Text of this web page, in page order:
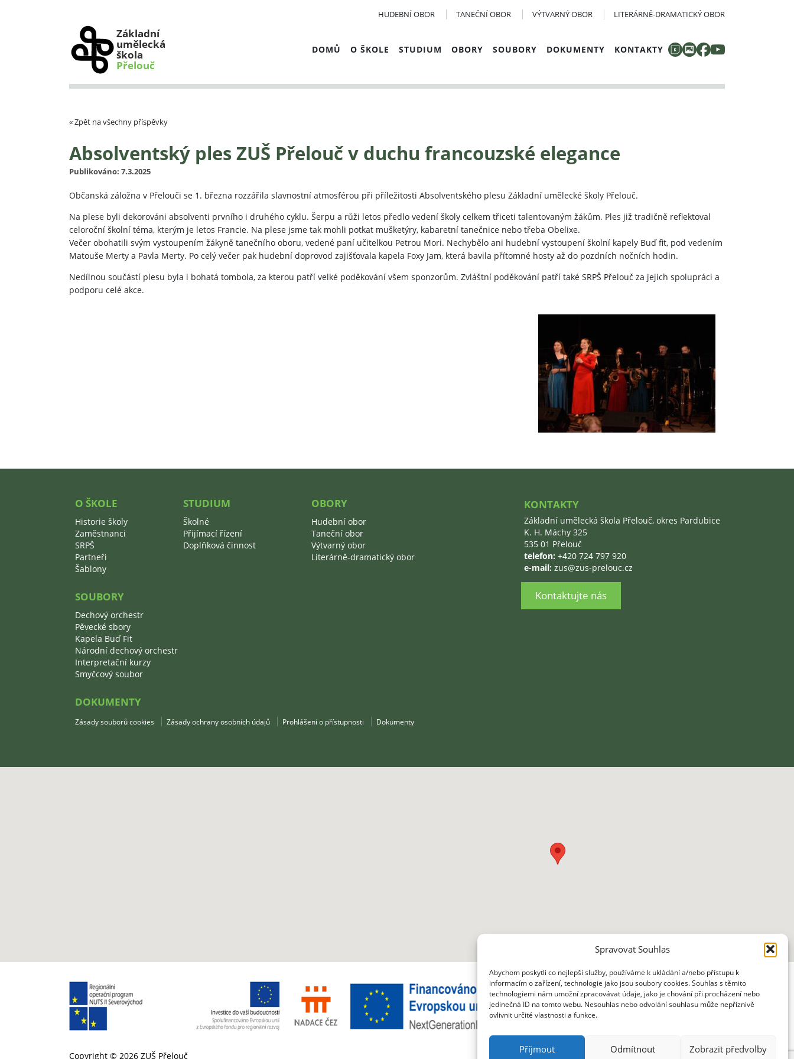
Spravovat Souhlas
Abychom poskytli co nejlepší služby, používáme k ukládání a/nebo přístupu k
informacím o zařízení, technologie jako jsou soubory cookies. Souhlas s těmito
technologiemi nám umožní zpracovávat údaje, jako je chování při procházení nebo
jedinečná ID na tomto webu. Nesouhlas nebo odvolání souhlasu může nepříznivě
ovlivnit určité vlastnosti a funkce.
Příjmout Odmítnout Zobrazit předvolby
HUDEBNÍ OBOR TANEČNÍ OBOR VÝTVARNÝ OBOR LITERÁRNĚ-DRAMATICKÝ OBOR
Základní
umělecká
škola
Přelouč
DOMŮ O ŠKOLE STUDIUM OBORY SOUBORY DOKUMENTY KONTAKTY
« Zpět na všechny příspěvky
Absolventský ples ZUŠ Přelouč v duchu francouzské elegance
Publikováno: 7.3.2025
Občanská záložna v Přelouči se 1. března rozzářila slavnostní atmosférou při příležitosti Absolventského plesu Základní umělecké školy Přelouč.
Na plese byli dekorováni absolventi prvního i druhého cyklu. Šerpu a růži letos předlo vedení školy celkem třiceti talentovaným žákům. Ples již tradičně reflektoval
celoroční školní téma, kterým je letos Francie. Na plese jsme tak mohli potkat mušketýry, kabaretní tanečnice nebo třeba Obelixe.
Večer obohatili svým vystoupením žákyně tanečního oboru, vedené paní učitelkou Petrou Mori. Nechybělo ani hudební vystoupení školní kapely Buď fit, pod vedením
Matouše Merty a Pavla Merty. Po celý večer pak hudební doprovod zajišťovala kapela Foxy Jam, která bavila přítomné hosty až do pozdních nočních hodin.
Nedílnou součástí plesu byla i bohatá tombola, za kterou patří velké poděkování všem sponzorům. Zvláštní poděkování patří také SRPŠ Přelouč za jejich spolupráci a
podporu celé akce.
O ŠKOLE
Historie školy
Zaměstnanci
SRPŠ
Partneři
Šablony
STUDIUM
Školné
Přijímací řízení
Doplňková činnost
OBORY
Hudební obor
Taneční obor
Výtvarný obor
Literárně-dramatický obor
SOUBORY
Dechový orchestr
Pěvecké sbory
Kapela Buď Fit
Národní dechový orchestr
Interpretační kurzy
Smyčcový soubor
DOKUMENTY
Zásady souborů cookies Zásady ochrany osobních údajů Prohlášení o přístupnosti Dokumenty
KONTAKTY
Základní umělecká škola Přelouč, okres Pardubice
K. H. Máchy 325
535 01 Přelouč
telefon: +420 724 797 920
e-mail: zus@zus-prelouc.cz
Kontaktujte nás
Copyright © 2026 ZUŠ Přelouč